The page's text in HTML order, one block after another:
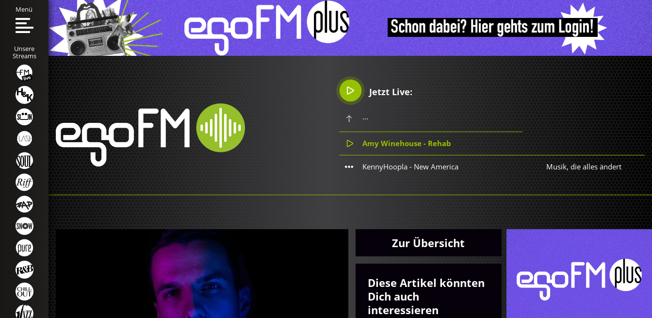
Jetzt Live:
...
Amy Winehouse - Rehab
KennyHoopla - New America Musik, die alles ändert
Menü
Unsere
Streams
Zur Übersicht
Diese Artikel könnten
Dich auch
interessieren